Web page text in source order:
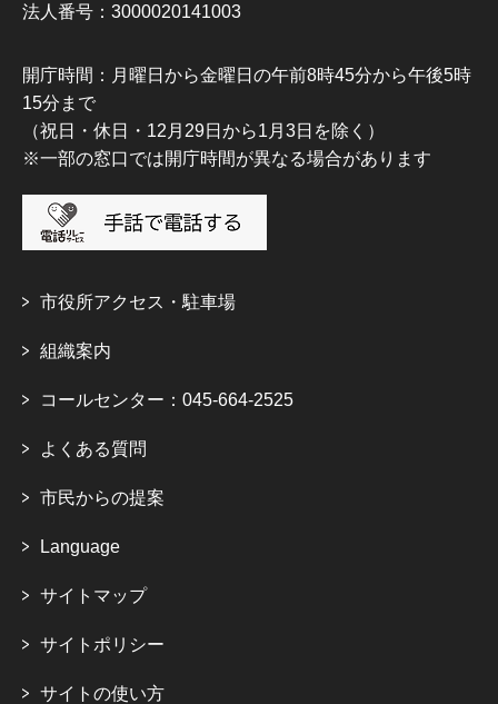
法人番号：3000020141003
開庁時間：月曜日から金曜日の午前8時45分から午後5時
15分まで
（祝日・休日・12月29日から1月3日を除く）
※一部の窓口では開庁時間が異なる場合があります
市役所アクセス・駐車場
組織案内
コールセンター：045-664-2525
よくある質問
市民からの提案
Language
サイトマップ
サイトポリシー
サイトの使い方